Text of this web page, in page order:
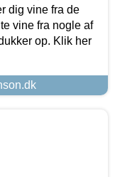
dig vine fra de
vine fra nogle af
op. Klik her